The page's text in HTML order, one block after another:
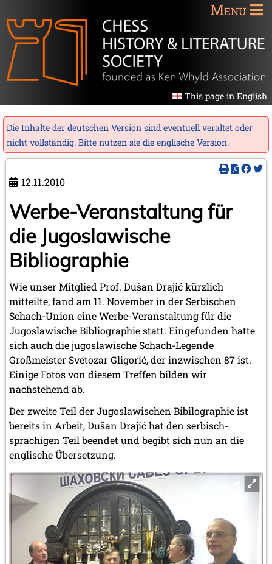
Menu
This page in English
Die Inhalte der deutschen Version sind eventuell veraltet oder
nicht vollständig. Bitte nutzen sie die englische Version.
12.11.2010
Werbe-Veranstaltung für
die Jugoslawische
Bibliographie
Wie unser Mitglied Prof. Dušan Drajić kürzlich
mitteilte, fand am 11. November in der Serbischen
Schach-Union eine Werbe-Veranstaltung für die
Jugoslawische Bibliographie statt. Eingefunden hatte
sich auch die jugoslawische Schach-Legende
Großmeister Svetozar Gligorić, der inzwischen 87 ist.
Einige Fotos von diesem Treffen bilden wir
nachstehend ab.
Der zweite Teil der Jugoslawischen Bibilographie ist
bereits in Arbeit, Dušan Drajić hat den serbisch-
sprachigen Teil beendet und begibt sich nun an die
englische Übersetzung.